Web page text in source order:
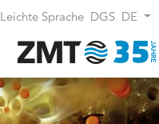
Leichte Sprache DGS DE